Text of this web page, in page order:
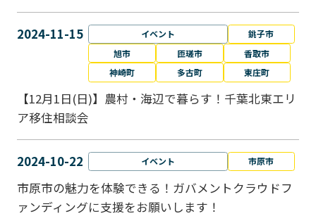
2024-11-15 イベント
銚子市
旭市
匝瑳市
香取市
神崎町
多古町 東庄町
【12月1日(日)】農村・海辺で暮らす！千葉北東エリ
ア移住相談会
2024-10-22 イベント 市原市
市原市の魅力を体験できる！ガバメントクラウドフ
ァンディングに支援をお願いします！